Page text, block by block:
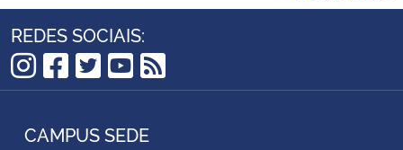
REDES SOCIAIS:
Instagram
Facebook
Twitter
YouTube
RSS
CAMPUS SEDE